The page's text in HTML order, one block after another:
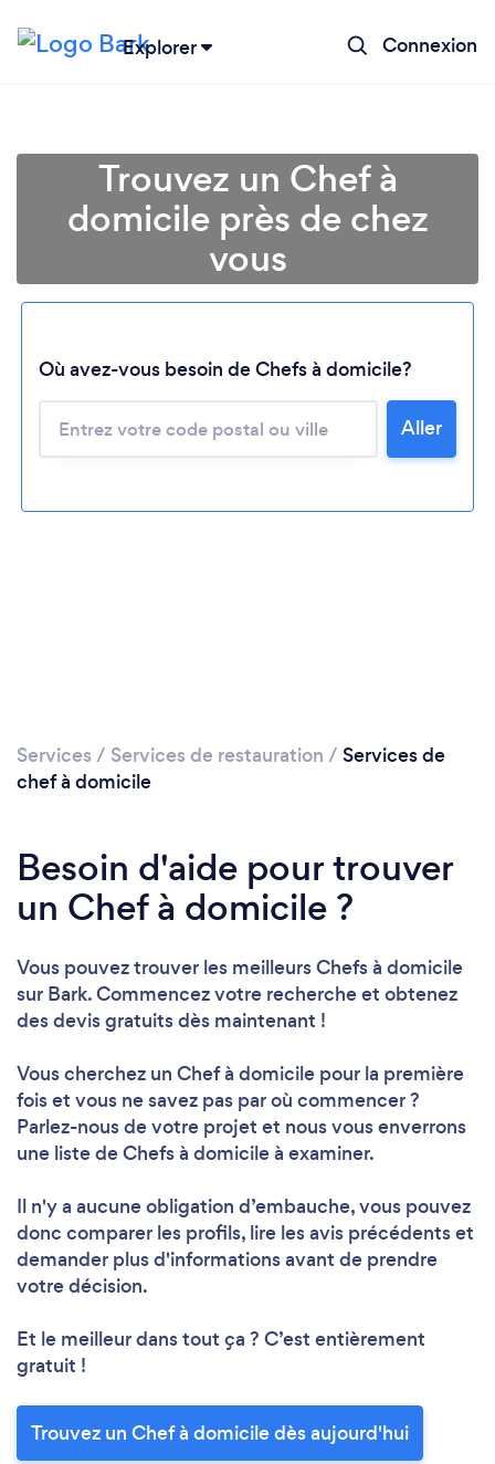
Explorer Connexion
Chargement...
Veuillez patienter...
Trouvez un Chef à
domicile près de chez
vous
Où avez-vous besoin de Chefs à domicile?
Aller
Services / Services de restauration / Services de
chef à domicile
Besoin d'aide pour trouver
un Chef à domicile ?
Vous pouvez trouver les meilleurs Chefs à domicile
sur Bark. Commencez votre recherche et obtenez
des devis gratuits dès maintenant !
Vous cherchez un Chef à domicile pour la première
fois et vous ne savez pas par où commencer ?
Parlez-nous de votre projet et nous vous enverrons
une liste de Chefs à domicile à examiner.
Il n'y a aucune obligation d’embauche, vous pouvez
donc comparer les profils, lire les avis précédents et
demander plus d'informations avant de prendre
votre décision.
Et le meilleur dans tout ça ? C’est entièrement
gratuit !
Trouvez un Chef à domicile dès aujourd'hui